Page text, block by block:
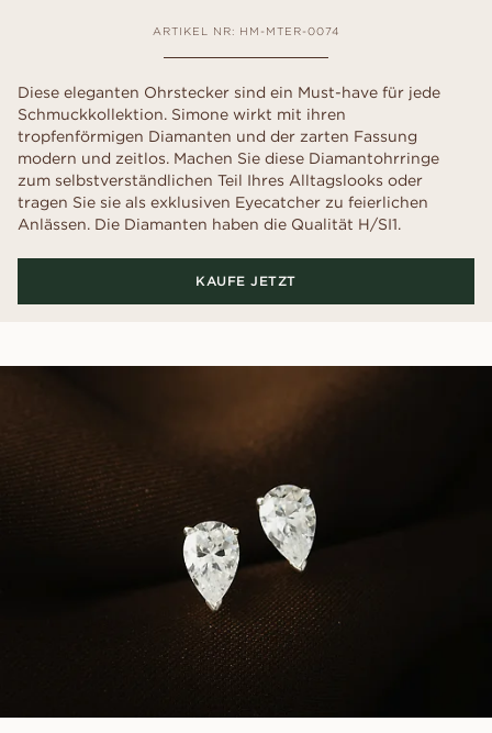
ARTIKEL NR: HM-MTER-0074
Diese eleganten Ohrstecker sind ein Must-have für jede
Schmuckkollektion. Simone wirkt mit ihren
tropfenförmigen Diamanten und der zarten Fassung
modern und zeitlos. Machen Sie diese Diamantohrringe
zum selbstverständlichen Teil Ihres Alltagslooks oder
tragen Sie sie als exklusiven Eyecatcher zu feierlichen
Anlässen. Die Diamanten haben die Qualität H/SI1.
KAUFE JETZT